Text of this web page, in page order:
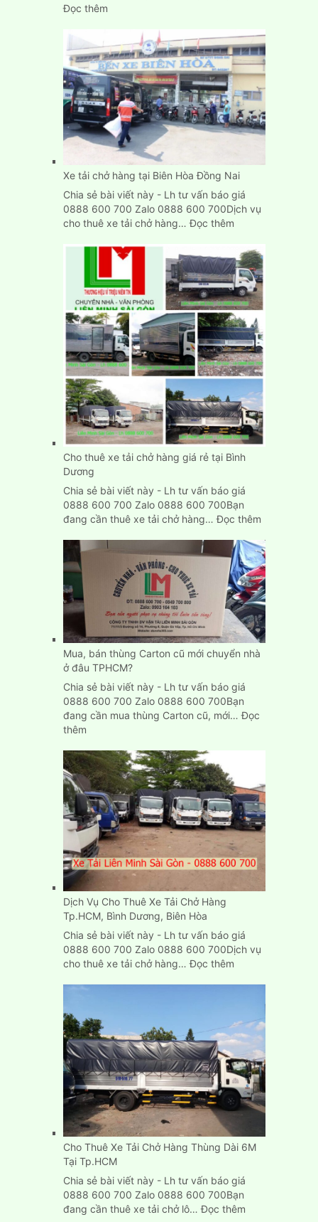
Đọc thêm:
Chuyển
Kho
Xưởng
Trọn
Gói
Giá
Rẻ
TpHCM
Xe tải chở hàng tại Biên Hòa Đồng Nai
Chia sẻ bài viết này - Lh tư vấn báo giá
0888 600 700 Zalo 0888 600 700Dịch vụ
cho thuê xe tải chở hàng…Đọc thêm:
tải
chở
hàng
tại
Biên
Hòa
Đồng
Nai
Cho thuê xe tải chở hàng giá rẻ tại Bình
Dương
Chia sẻ bài viết này - Lh tư vấn báo giá
0888 600 700 Zalo 0888 600 700Bạn
đang cần thuê xe tải chở hàng…Đọc thêm:
thuê
xe
tải
chở
hàng
giá
rẻ
tại
Mua, bán thùng Carton cũ mới chuyển nhà
ở đâu TPHCM?
Chia sẻ bài viết này - Lh tư vấn báo giá
0888 600 700 Zalo 0888 600 700Bạn
đang cần mua thùng Carton cũ, mới…Đọc
thêm:
bán
thùng
Carton
cũ
mới
chuyển
nhà
ở
đâu
TPHCM?
Dịch Vụ Cho Thuê Xe Tải Chở Hàng
Tp.HCM, Bình Dương, Biên Hòa
Chia sẻ bài viết này - Lh tư vấn báo giá
0888 600 700 Zalo 0888 600 700Dịch vụ
cho thuê xe tải chở hàng…Đọc thêm:
Thuê
Xe
Tải
Chở
Hàng
Tp.HCM,
Bình
Dương,
Hòa
Cho Thuê Xe Tải Chở Hàng Thùng Dài 6M
Tại Tp.HCM
Chia sẻ bài viết này - Lh tư vấn báo giá
0888 600 700 Zalo 0888 600 700Bạn
đang cần thuê xe tải chở lô…Đọc thêm: